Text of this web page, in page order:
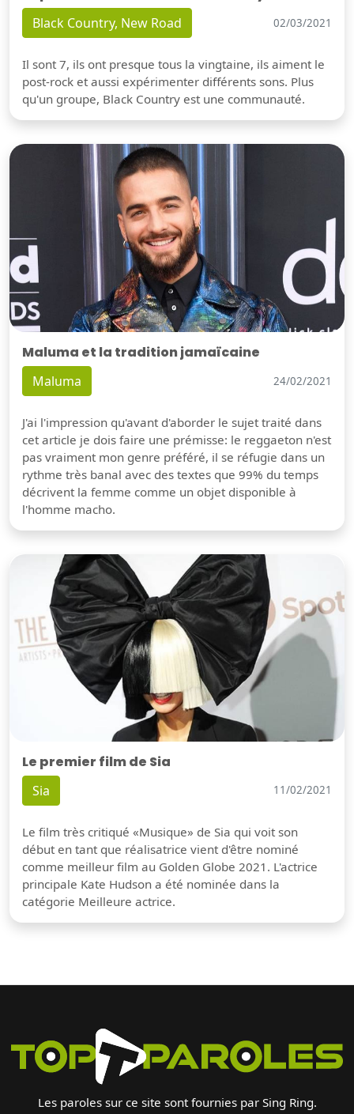
Black Country, New Road 02/03/2021
Il sont 7, ils ont presque tous la vingtaine, ils aiment le
post-rock et aussi expérimenter différents sons. Plus
qu'un groupe, Black Country est une communauté.
Maluma et la tradition jamaïcaine
Maluma 24/02/2021
J'ai l'impression qu'avant d'aborder le sujet traité dans
cet article je dois faire une prémisse: le reggaeton n'est
pas vraiment mon genre préféré, il se réfugie dans un
rythme très banal avec des textes que 99% du temps
décrivent la femme comme un objet disponible à
l'homme macho.
Le premier film de Sia
Sia 11/02/2021
Le film très critiqué «Musique» de Sia qui voit son
début en tant que réalisatrice vient d'être nominé
comme meilleur film au Golden Globe 2021. L'actrice
principale Kate Hudson a été nominée dans la
catégorie Meilleure actrice.
Les paroles sur ce site sont fournies par Sing Ring.